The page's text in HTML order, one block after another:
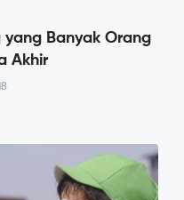
Banyak Orang
Akhir